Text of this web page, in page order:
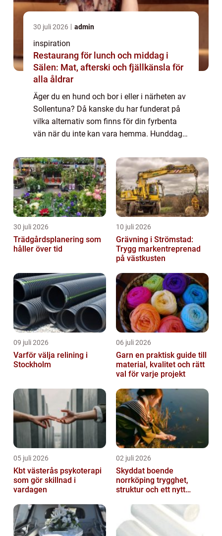
30 juli 2026 admin
inspiration
Restaurang för lunch och middag i
Sälen: Mat, afterski och fjällkänsla för
alla åldrar
Äger du en hund och bor i eller i närheten av
Sollentuna? Då kanske du har funderat på
vilka alternativ som finns för din fyrbenta
vän när du inte kan vara hemma. Hunddagis
30 juli 2026
Trädgårdsplanering som
håller över tid
10 juli 2026
Grävning i Strömstad:
Trygg markentreprenad
på västkusten
09 juli 2026
Varför välja relining i
Stockholm
06 juli 2026
Garn en praktisk guide till
material, kvalitet och rätt
val för varje projekt
05 juli 2026
Kbt västerås psykoterapi
som gör skillnad i
vardagen
02 juli 2026
Skyddat boende
norrköping trygghet,
struktur och ett nytt